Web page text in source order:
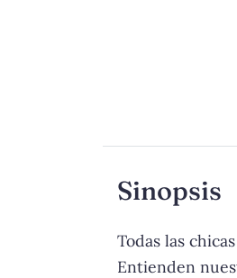
Sinopsis
Todas las
Entienden